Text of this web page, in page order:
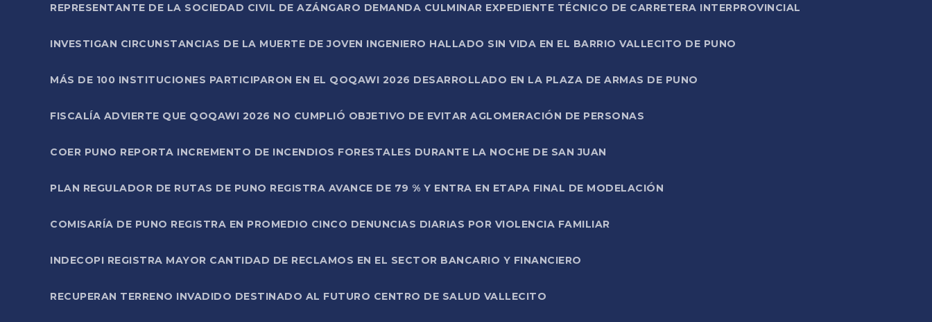
REPRESENTANTE DE LA SOCIEDAD CIVIL DE AZÁNGARO DEMANDA CULMINAR EXPEDIENTE TÉCNICO DE CARRETERA INTERPROVINCIAL
INVESTIGAN CIRCUNSTANCIAS DE LA MUERTE DE JOVEN INGENIERO HALLADO SIN VIDA EN EL BARRIO VALLECITO DE PUNO
MÁS DE 100 INSTITUCIONES PARTICIPARON EN EL QOQAWI 2026 DESARROLLADO EN LA PLAZA DE ARMAS DE PUNO
FISCALÍA ADVIERTE QUE QOQAWI 2026 NO CUMPLIÓ OBJETIVO DE EVITAR AGLOMERACIÓN DE PERSONAS
COER PUNO REPORTA INCREMENTO DE INCENDIOS FORESTALES DURANTE LA NOCHE DE SAN JUAN
PLAN REGULADOR DE RUTAS DE PUNO REGISTRA AVANCE DE 79 % Y ENTRA EN ETAPA FINAL DE MODELACIÓN
COMISARÍA DE PUNO REGISTRA EN PROMEDIO CINCO DENUNCIAS DIARIAS POR VIOLENCIA FAMILIAR
INDECOPI REGISTRA MAYOR CANTIDAD DE RECLAMOS EN EL SECTOR BANCARIO Y FINANCIERO
RECUPERAN TERRENO INVADIDO DESTINADO AL FUTURO CENTRO DE SALUD VALLECITO